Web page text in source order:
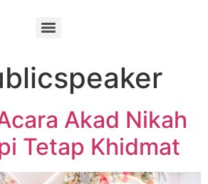
Akad Nikah
Tetap Khidmat